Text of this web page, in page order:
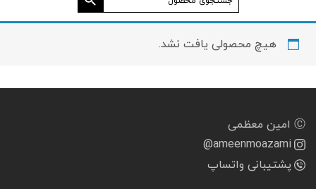
برای:
هیچ محصولی یافت نشد.
Ⓒ امین معظمی
@ameenmoazami
پشتیبانی واتساپ